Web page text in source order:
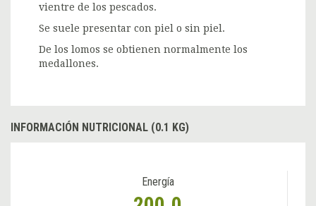
vientre de los pescados.
Se suele presentar con piel o sin piel.
De los lomos se obtienen normalmente los
medallones.
INFORMACIÓN NUTRICIONAL (0.1 KG)
Energía